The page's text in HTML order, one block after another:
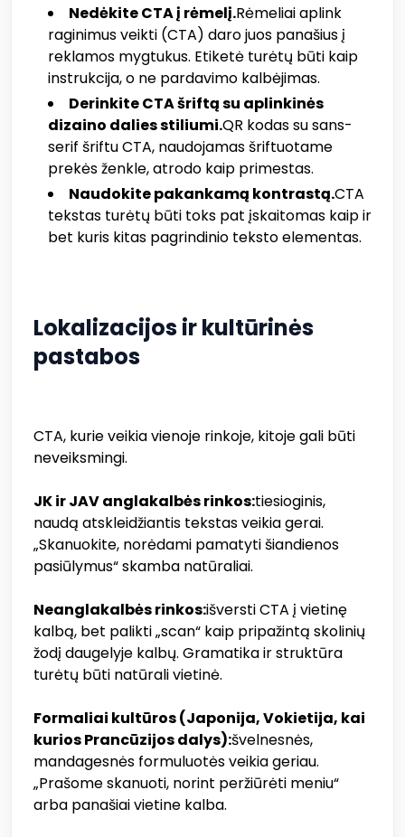
Nedėkite CTA į rėmelį.Rėmeliai aplink
raginimus veikti (CTA) daro juos panašius į
reklamos mygtukus. Etiketė turėtų būti kaip
instrukcija, o ne pardavimo kalbėjimas.
Derinkite CTA šriftą su aplinkinės
dizaino dalies stiliumi.QR kodas su sans-
serif šriftu CTA, naudojamas šriftuotame
prekės ženkle, atrodo kaip primestas.
Naudokite pakankamą kontrastą.CTA
tekstas turėtų būti toks pat įskaitomas kaip ir
bet kuris kitas pagrindinio teksto elementas.
Lokalizacijos ir kultūrinės
pastabos
CTA, kurie veikia vienoje rinkoje, kitoje gali būti
neveiksmingi.
JK ir JAV anglakalbės rinkos:tiesioginis,
naudą atskleidžiantis tekstas veikia gerai.
„Skanuokite, norėdami pamatyti šiandienos
pasiūlymus“ skamba natūraliai.
Neanglakalbės rinkos:išversti CTA į vietinę
kalbą, bet palikti „scan“ kaip pripažintą skolinių
žodį daugelyje kalbų. Gramatika ir struktūra
turėtų būti natūrali vietinė.
Formaliai kultūros (Japonija, Vokietija, kai
kurios Prancūzijos dalys):švelnesnės,
mandagesnės formuluotės veikia geriau.
„Prašome skanuoti, norint peržiūrėti meniu“
arba panašiai vietine kalba.